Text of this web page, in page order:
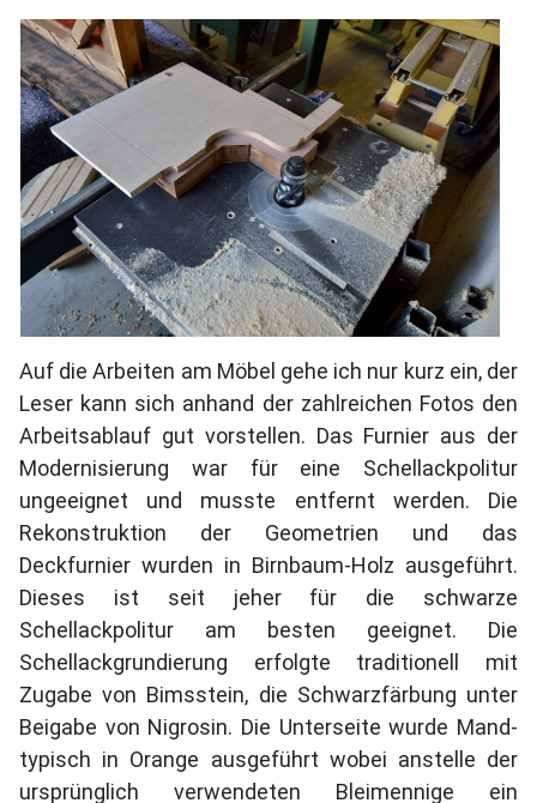
Auf die Arbeiten am Möbel gehe ich nur kurz ein, der
Leser kann sich anhand der zahlreichen Fotos den
Arbeitsablauf gut vorstellen. Das Furnier aus der
Modernisierung war für eine Schellackpolitur
ungeeignet und musste entfernt werden. Die
Rekonstruktion der Geometrien und das
Deckfurnier wurden in Birnbaum-Holz ausgeführt.
Dieses ist seit jeher für die schwarze
Schellackpolitur am besten geeignet. Die
Schellackgrundierung erfolgte traditionell mit
Zugabe von Bimsstein, die Schwarzfärbung unter
Beigabe von Nigrosin. Die Unterseite wurde Mand-
typisch in Orange ausgeführt wobei anstelle der
ursprünglich verwendeten Bleimennige ein